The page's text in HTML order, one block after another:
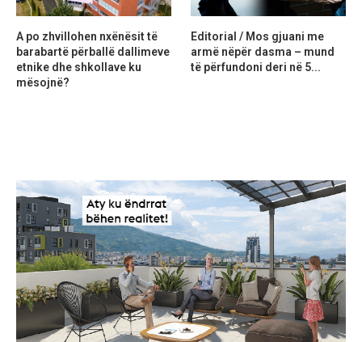
A po zhvillohen nxënësit të
barabartë përballë dallimeve
etnike dhe shkollave ku
mësojnë?
Editorial / Mos gjuani me
armë nëpër dasma – mund
të përfundoni deri në 5...